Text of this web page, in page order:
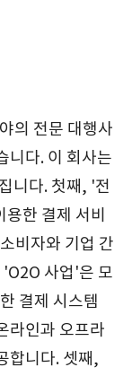
의 전문 대행사
니다. 이 회사는
니다. 첫째, '전
한 결제 서비
비자와 기업 간
사업'은 모
결제 시스템
라인과 오프라
합니다. 셋째,